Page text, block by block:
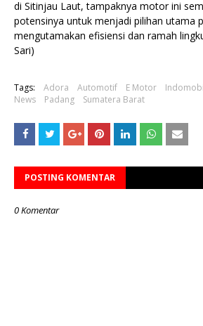
di Sitinjau Laut, tampaknya motor ini
potensinya untuk menjadi pilihan utama
mengutamakan efisiensi dan ramah
Sari)
Tags: Adora Automotif E Motor
News
Padang Sumatera Barat
POSTING KOMENTAR
0 Komentar